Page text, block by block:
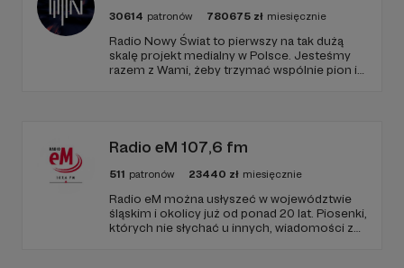
Mogę się rozwijać, robić swoje - dzięki Waszemu
regularnemu wsparciu.
Dziękuję Wam za oznaki wsparcia, sympatii i
30614 patronów 780675 zł miesięcznie
Radio Nowy Świat to pierwszy na tak dużą
skalę projekt medialny w Polsce. Jesteśmy
razem z Wami, żeby trzymać wspólnie pion i
Radio eM 107,6 fm
511 patronów 23440 zł miesięcznie
Radio eM można usłyszeć w województwie
śląskim i okolicy już od ponad 20 lat. Piosenki,
których nie słychać u innych, wiadomości z